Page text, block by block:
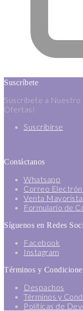
Suscríbete
Suscríbete a
Ofertas!
Suscribirse
Contáctanos
Whatsapp
Correo
Venta Mayorista
Formulario de
Síguenos en Redes
Facebook
Instagram
Términos y
Despachos
Términos y
Políticas de